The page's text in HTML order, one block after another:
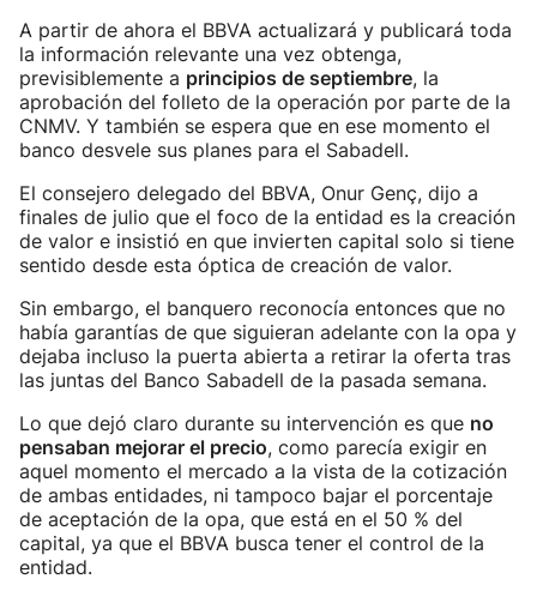
A partir de ahora el BBVA actualizará y publicará toda
la información relevante una vez obtenga,
previsiblemente a principios de septiembre, la
aprobación del folleto de la operación por parte de la
CNMV. Y también se espera que en ese momento el
banco desvele sus planes para el Sabadell.
El consejero delegado del BBVA, Onur Genç, dijo a
finales de julio que el foco de la entidad es la creación
de valor e insistió en que invierten capital solo si tiene
sentido desde esta óptica de creación de valor.
Sin embargo, el banquero reconocía entonces que no
había garantías de que siguieran adelante con la opa y
dejaba incluso la puerta abierta a retirar la oferta tras
las juntas del Banco Sabadell de la pasada semana.
Lo que dejó claro durante su intervención es que no
pensaban mejorar el precio, como parecía exigir en
aquel momento el mercado a la vista de la cotización
de ambas entidades, ni tampoco bajar el porcentaje
de aceptación de la opa, que está en el 50 % del
capital, ya que el BBVA busca tener el control de la
entidad.